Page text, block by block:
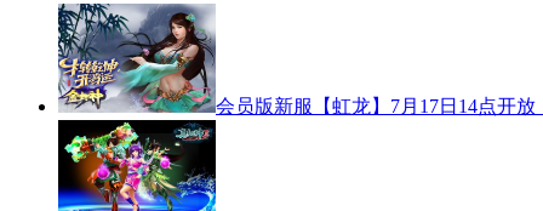
会员版新服【虹龙】7月17日14点开放